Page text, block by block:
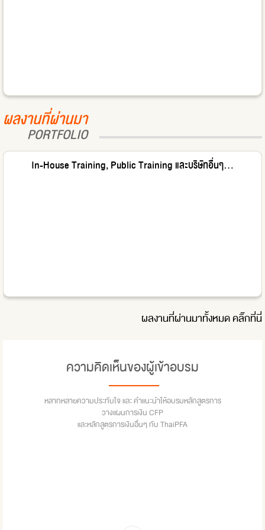
ผลงานที่ผ่านมา
PORTFOLIO
In-House Training, Public Training และบริษัทอื่นๆ...
ผลงานที่ผ่านมาทั้งหมดคลิ๊กที่นี่
ความคิดเห็นของผู้เข้าอบรม
หลากหลายความประทับใจ และ คำแนะนำให้อบรมหลักสูตรการ
วางแผนการเงิน CFP
และหลักสูตรการเงินอื่นๆ กับ ThaiPFA